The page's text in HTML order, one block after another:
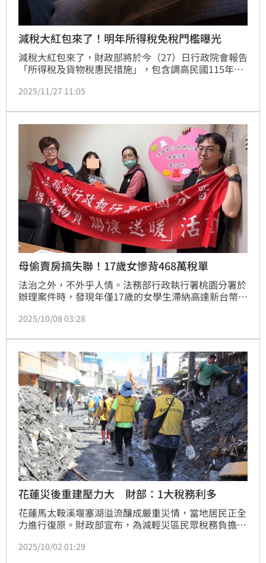
減稅大紅包來了！明年所得稅免稅門檻曝光
減稅大紅包來了，財政部將於今（27）日行政院會報告
「所得稅及貨物稅惠民措施」，包含調高民國115年度
負擔，換算下來，單身租屋自住者年所得在新台幣64.4
的4口之家，年所得在168.5萬元以下也免繳稅。
2025/11/27 11:05
母偷賣房搞失聯！17歲女慘背468萬稅單
法治之外，不外乎人情。法務部行政執行署桃園分署於
辦理案件時，發現年僅17歲的女學生滯納高達新台幣
市蘆竹區戶政事務所，居住在台北市校區宿舍，學費及
無處居住。分署體恤其困境及堅強，於114年10月2日
由分署愛心社提供慰問金，盼給予部分扶助及溫暖支
持。
2025/10/08 03:28
花蓮災後重建壓力大 財部：1大稅務利多
花蓮馬太鞍溪堰塞湖溢流釀成嚴重災情，當地居民正全
力進行復原。財政部宣布，為減輕災區民眾稅務負擔，
扣繳義務人，2025年9至10月各項國稅申報與繳納期限
2025/10/02 01:29